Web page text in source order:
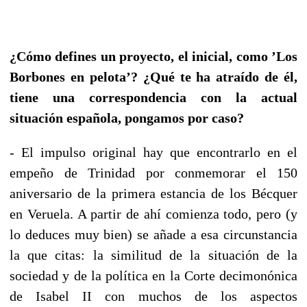
¿Cómo defines un proyecto, el inicial, como ’Los
Borbones en pelota’? ¿Qué te ha atraído de él,
tiene una correspondencia con la actual
situación española, pongamos por caso?
- El impulso original hay que encontrarlo en el
empeño de Trinidad por conmemorar el 150
aniversario de la primera estancia de los Bécquer
en Veruela. A partir de ahí comienza todo, pero (y
lo deduces muy bien) se añade a esa circunstancia
la que citas: la similitud de la situación de la
sociedad y de la política en la Corte decimonónica
de Isabel II con muchos de los aspectos